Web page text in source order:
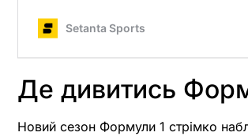
Де дивитись
Новий сезон Формули 1 стрімко